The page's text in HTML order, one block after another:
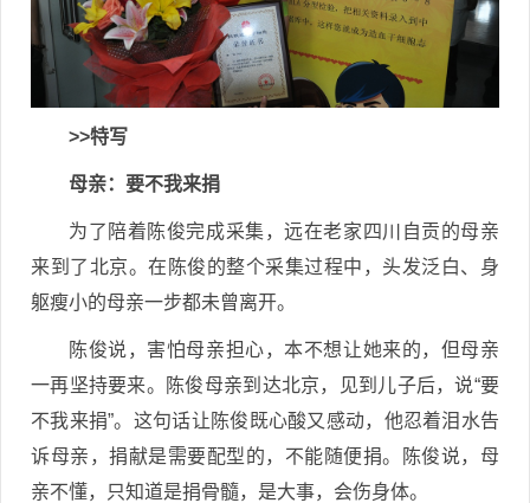
>>特写
母亲：要不我来捐
为了陪着陈俊完成采集，远在老家四川自贡的母亲
来到了北京。在陈俊的整个采集过程中，头发泛白、身
躯瘦小的母亲一步都未曾离开。
陈俊说，害怕母亲担心，本不想让她来的，但母亲
一再坚持要来。陈俊母亲到达北京，见到儿子后，说“要
不我来捐”。这句话让陈俊既心酸又感动，他忍着泪水告
诉母亲，捐献是需要配型的，不能随便捐。陈俊说，母
亲不懂，只知道是捐骨髓，是大事，会伤身体。